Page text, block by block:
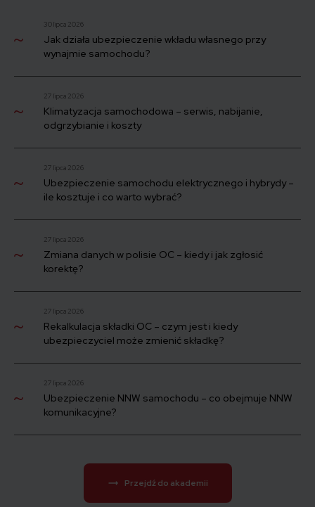
30 lipca 2026
Jak działa ubezpieczenie wkładu własnego przy
wynajmie samochodu?
27 lipca 2026
Klimatyzacja samochodowa – serwis, nabijanie,
odgrzybianie i koszty
27 lipca 2026
Ubezpieczenie samochodu elektrycznego i hybrydy –
ile kosztuje i co warto wybrać?
27 lipca 2026
Zmiana danych w polisie OC – kiedy i jak zgłosić
korektę?
27 lipca 2026
Rekalkulacja składki OC – czym jest i kiedy
ubezpieczyciel może zmienić składkę?
27 lipca 2026
Ubezpieczenie NNW samochodu – co obejmuje NNW
komunikacyjne?
Przejdź do akademii